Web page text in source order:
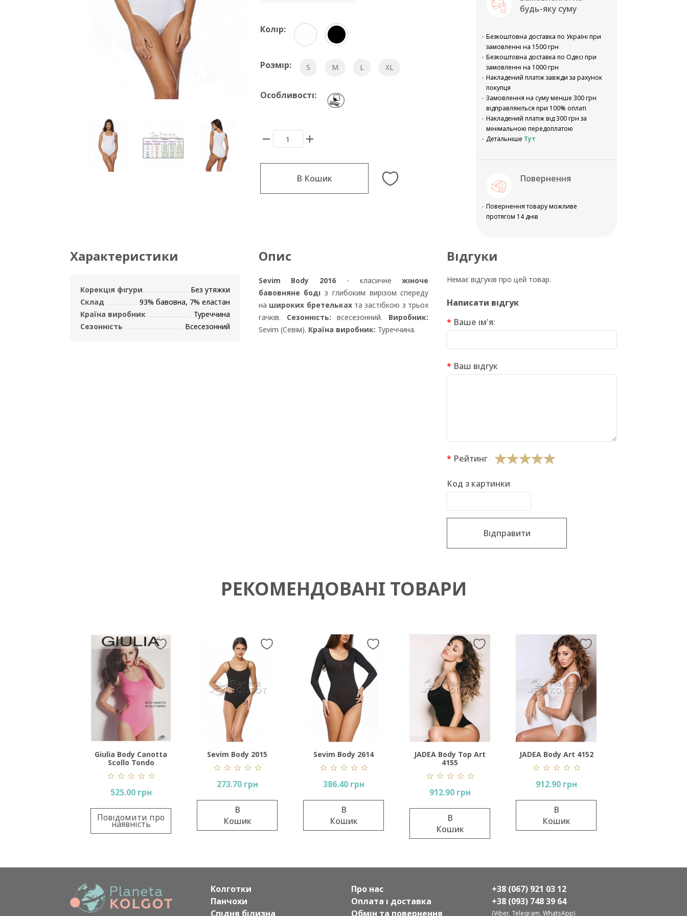
Колір:
Розмір: S M L XL
Особливості:
В Кошик
будь-яку суму
Безкоштовна доставка по Україні при
замовленні на 1500 грн
Безкоштовна доставка по Одесі при
замовленні на 1000 грн
Накладений платіж завжди за рахунок
покупця
Замовлення на суму менше 300 грн
відправляються при 100% оплаті
Накладений платіж від 300 грн за
мінімальною передоплатою
Детальніше Тут
Повернення
Повернення товару можливе
протягом 14 днів
Характеристики
Корекція фігури
Без утяжки
Склад
93% бавовна, 7% еластан
Країна виробник
Туреччина
Сезонність
Всесезонний
Опис
Sevim Body 2016 - класичнежіноче
бавовняне боді з глибоким вирізом спереду
на широких бретелькахта застібкою з трьох
гачків. Сезонність:всесезонний. Виробник:
Sevim (Севім). Країна виробник: Туреччина.
Відгуки
Немає відгуків про цей товар.
Написати відгук
Ваше ім'я:
Ваш відгук
Рейтинг
Код з картинки
Відправити
РЕКОМЕНДОВАНІ ТОВАРИ
Giulia Body Canotta
Scollo Tondo
525.00 грн
Повідомити про
наявність
Sevim Body 2015
273.70 грн
В
Кошик
Sevim Body 2614
386.40 грн
В
Кошик
JADEA Body Top Art
4155
912.90 грн
В
Кошик
JADEA Body Art 4152
912.90 грн
В
Кошик
Колготки
Панчохи
Спідня білизна
Про нас
Оплата і доставка
Обмін та повернення
+38 (067) 921 03 12
+38 (093) 748 39 64
(Viber, Telegram, WhatsApp)